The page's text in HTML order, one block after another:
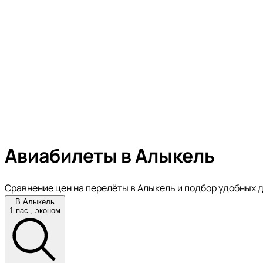
Авиабилеты в Алыкель
Сравнение цен на перелёты в Алыкель и подбор удобных
В Алыкель
1 пас., эконом